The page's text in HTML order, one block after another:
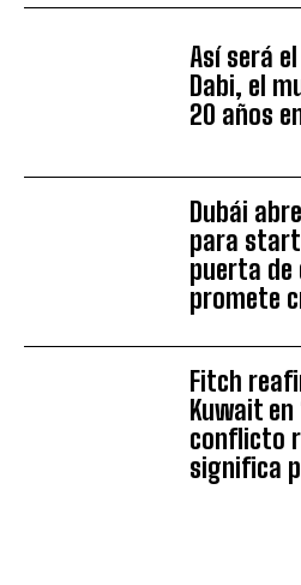
Así será
Dabi, el
20 años
Dubái
para
puerta de
promete
Fitch
Kuwait en
conflicto
significa